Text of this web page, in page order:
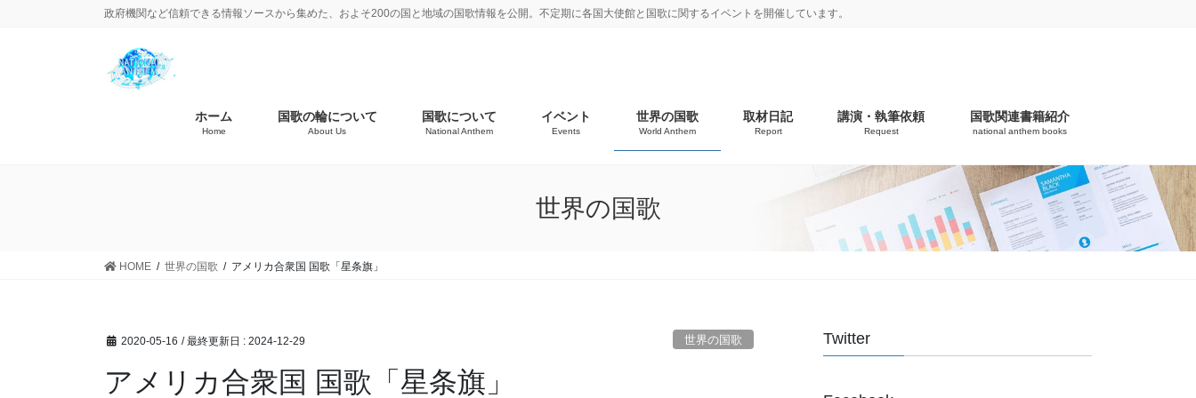
政府機関など信頼できる情報ソースから集めた、およそ200の国と地域の国歌情報を公開。不定期に各国大使館と国歌に関するイベントを開催しています。
ホーム
Home
国歌の輪について
About Us
国歌について
National Anthem
イベント
Events
世界の国歌
World Anthem
取材日記
Report
講演・執筆依頼
Request
国歌関連書籍紹介
national anthem books
世界の国歌
HOME 世界の国歌 アメリカ合衆国 国歌「星条旗」
2020-05-16 / 最終更新日 : 2024-12-29 世界の国歌
アメリカ合衆国 国歌「星条旗」
Twitter